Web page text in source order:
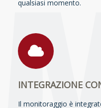
qualsiasi momento.
INTEGRAZIONE
Il monitoraggio è